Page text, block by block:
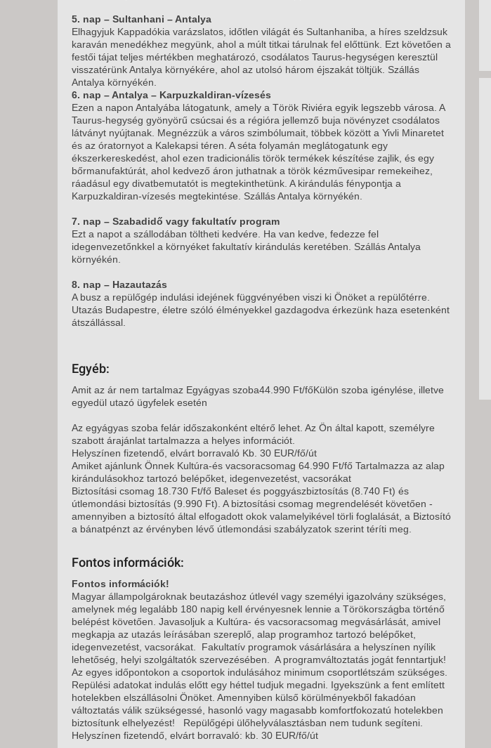
5. nap – Sultanhani – Antalya
Elhagyjuk Kappadókia varázslatos, időtlen világát és Sultanhaniba, a híres szeldzsuk
karaván menedékhez megyünk, ahol a múlt titkai tárulnak fel előttünk. Ezt követően a
festői tájat teljes mértékben meghatározó, csodálatos Taurus-hegységen keresztül
visszatérünk Antalya környékére, ahol az utolsó három éjszakát töltjük. Szállás
Antalya környékén.
6. nap – Antalya – Karpuzkaldiran-vízesés
Ezen a napon Antalyába látogatunk, amely a Török Riviéra egyik legszebb városa. A
Taurus-hegység gyönyörű csúcsai és a régióra jellemző buja növényzet csodálatos
látványt nyújtanak. Megnézzük a város szimbólumait, többek között a Yivli Minaretet
és az óratornyot a Kalekapsi téren. A séta folyamán meglátogatunk egy
ékszerkereskedést, ahol ezen tradicionális török termékek készítése zajlik, és egy
bőrmanufaktúrát, ahol kedvező áron juthatnak a török kézművesipar remekeihez,
ráadásul egy divatbemutatót is megtekinthetünk. A kirándulás fénypontja a
Karpuzkaldiran-vízesés megtekintése. Szállás Antalya környékén.
7. nap – Szabadidő vagy fakultatív program
Ezt a napot a szállodában töltheti kedvére. Ha van kedve, fedezze fel
idegenvezetőnkkel a környéket fakultatív kirándulás keretében. Szállás Antalya
környékén.
8. nap – Hazautazás
A busz a repülőgép indulási idejének függvényében viszi ki Önöket a repülőtérre.
Utazás Budapestre, életre szóló élményekkel gazdagodva érkezünk haza esetenként
átszállással.
Egyéb:
Amit az ár nem tartalmaz Egyágyas szoba44.990 Ft/főKülön szoba igénylése, illetve
egyedül utazó ügyfelek esetén
Az egyágyas szoba felár időszakonként eltérő lehet. Az Ön által kapott, személyre
szabott árajánlat tartalmazza a helyes információt.
Helyszínen fizetendő, elvárt borravaló Kb. 30 EUR/fő/út
Amiket ajánlunk Önnek Kultúra-és vacsoracsomag 64.990 Ft/fő Tartalmazza az alap
kirándulásokhoz tartozó belépőket, idegenvezetést, vacsorákat
Biztosítási csomag 18.730 Ft/fő Baleset és poggyászbiztosítás (8.740 Ft) és
útlemondási biztosítás (9.990 Ft). A biztosítási csomag megrendelését követően -
amennyiben a biztosító által elfogadott okok valamelyikével törli foglalását, a Biztosító
a bánatpénzt az érvényben lévő útlemondási szabályzatok szerint téríti meg.
Fontos információk:
Fontos információk!
Magyar állampolgároknak beutazáshoz útlevél vagy személyi igazolvány szükséges,
amelynek még legalább 180 napig kell érvényesnek lennie a Törökországba történő
belépést követően. Javasoljuk a Kultúra- és vacsoracsomag megvásárlását, amivel
megkapja az utazás leírásában szereplő, alap programhoz tartozó belépőket,
idegenvezetést, vacsorákat. Fakultatív programok vásárlására a helyszínen nyílik
lehetőség, helyi szolgáltatók szervezésében. A programváltoztatás jogát fenntartjuk!
Az egyes időpontokon a csoportok indulásához minimum csoportlétszám szükséges.
Repülési adatokat indulás előtt egy héttel tudjuk megadni. Igyekszünk a fent említett
hotelekben elszállásolni Önöket. Amennyiben külső körülményekből fakadóan
változtatás válik szükségessé, hasonló vagy magasabb komfortfokozatú hotelekben
biztosítunk elhelyezést! Repülőgépi ülőhelyválasztásban nem tudunk segíteni.
Helyszínen fizetendő, elvárt borravaló: kb. 30 EUR/fő/út